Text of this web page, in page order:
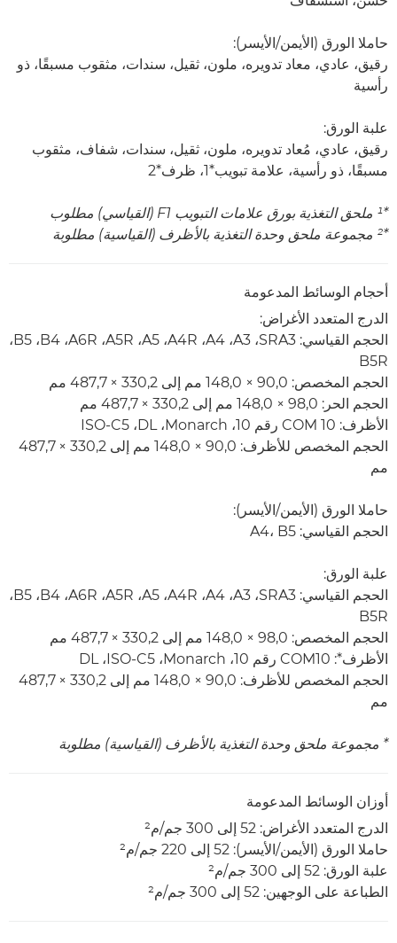
حاملا الورق (الأيمن/الأيسر):
رقيق، عادي، معاد تدويره، ملون، ثقيل، سندات، مثقوب مسبقًا، ذو
رأسية
علبة الورق:
رقيق، عادي، مُعاد تدويره، ملون، ثقيل، سندات، شفاف، مثقوب
مسبقًا، ذو رأسية، علامة تبويب*1، ظرف*2
*¹ ملحق التغذية بورق علامات التبويب F1 (القياسي) مطلوب
*² مجموعة ملحق وحدة التغذية بالأظرف (القياسية) مطلوبة
أحجام الوسائط المدعومة
الدرج المتعدد الأغراض:
الحجم القياسي: SRA3‏، A3‏، A4‏، A4R‏، A5‏، A5R، ‏A6R‏، B4‏، B5‏،
B5R
الحجم المخصص: 90,0 × 148,0 مم إلى 330,2 × 487,7 مم
الحجم الحر: 98,0 × 148,0 مم إلى 330,2 × 487,7 مم
الأظرف: COM 10 رقم 10، ‏Monarch، ‏DL، ‏ISO-C5
الحجم المخصص للأظرف: 90,0 × 148,0 مم إلى 330,2 × 487,7
مم
حاملا الورق (الأيمن/الأيسر):
الحجم القياسي‏: A4، B5
علبة الورق:
الحجم القياسي: SRA3‏، A3‏، A4‏، A4R‏، A5‏، A5R، ‏A6R‏، B4‏، B5‏،
B5R
الحجم المخصص: 98,0 × 148,0 مم إلى 330,2 × 487,7 مم
الأظرف*: COM10 رقم 10، ‏Monarch،‏ ISO-C5،‏ DL
الحجم المخصص للأظرف: 90,0 × 148,0 مم إلى 330,2 × 487,7
مم
* مجموعة ملحق وحدة التغذية بالأظرف (القياسية) مطلوبة
أوزان الوسائط المدعومة
الدرج المتعدد الأغراض: 52 إلى 300 جم/م²
حاملا الورق (الأيمن/الأيسر): 52 إلى 220 جم/م²
علبة الورق: 52 إلى 300 جم/م²
الطباعة على الوجهين: 52 إلى 300 جم/م²